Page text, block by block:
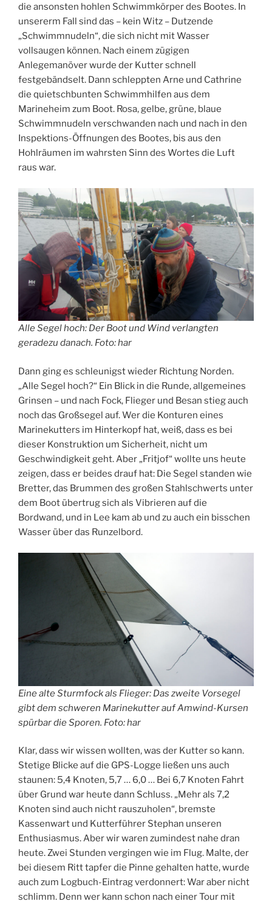
die ansonsten hohlen Schwimmkörper des Bootes. In
unsererm Fall sind das – kein Witz – Dutzende
„Schwimmnudeln“, die sich nicht mit Wasser
vollsaugen können. Nach einem zügigen
Anlegemanöver wurde der Kutter schnell
festgebändselt. Dann schleppten Arne und Cathrine
die quietschbunten Schwimmhilfen aus dem
Marineheim zum Boot. Rosa, gelbe, grüne, blaue
Schwimmnudeln verschwanden nach und nach in den
Inspektions-Öffnungen des Bootes, bis aus den
Hohlräumen im wahrsten Sinn des Wortes die Luft
raus war.
Alle Segel hoch: Der Boot und Wind verlangten
geradezu danach. Foto: har
Dann ging es schleunigst wieder Richtung Norden.
„Alle Segel hoch?“ Ein Blick in die Runde, allgemeines
Grinsen – und nach Fock, Flieger und Besan stieg auch
noch das Großsegel auf. Wer die Konturen eines
Marinekutters im Hinterkopf hat, weiß, dass es bei
dieser Konstruktion um Sicherheit, nicht um
Geschwindigkeit geht. Aber „Fritjof“ wollte uns heute
zeigen, dass er beides drauf hat: Die Segel standen wie
Bretter, das Brummen des großen Stahlschwerts unter
dem Boot übertrug sich als Vibrieren auf die
Bordwand, und in Lee kam ab und zu auch ein bisschen
Wasser über das Runzelbord.
Eine alte Sturmfock als Flieger: Das zweite Vorsegel
gibt dem schweren Marinekutter auf Amwind-Kursen
spürbar die Sporen. Foto: har
Klar, dass wir wissen wollten, was der Kutter so kann.
Stetige Blicke auf die GPS-Logge ließen uns auch
staunen: 5,4 Knoten, 5,7 … 6,0 … Bei 6,7 Knoten Fahrt
über Grund war heute dann Schluss. „Mehr als 7,2
Knoten sind auch nicht rauszuholen“, bremste
Kassenwart und Kutterführer Stephan unseren
Enthusiasmus. Aber wir waren zumindest nahe dran
heute. Zwei Stunden vergingen wie im Flug. Malte, der
bei diesem Ritt tapfer die Pinne gehalten hatte, wurde
auch zum Logbuch-Eintrag verdonnert: War aber nicht
schlimm. Denn wer kann schon nach einer Tour mit